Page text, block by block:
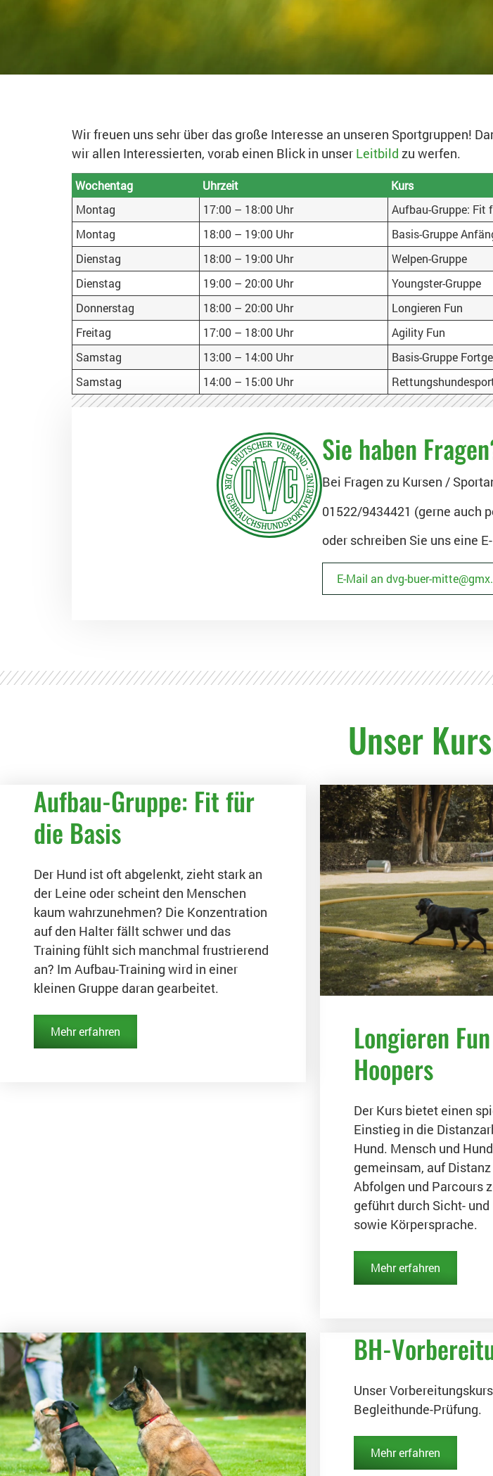
Wir freuen uns sehr über das große Interesse an unseren Sportgruppen!
wir allen Interessierten, vorab einen Blick in unser Leitbild zu werfen.
Wochentag Uhrzeit Kurs
Montag
17:00 – 18:00 Uhr Aufbau-Gruppe: Fit
Montag
18:00 – 19:00 Uhr Basis-Gruppe
Dienstag
18:00 – 19:00 Uhr Welpen-Gruppe
Dienstag
19:00 – 20:00 Uhr Youngster-Gruppe
Donnerstag
18:00 – 20:00 Uhr Longieren Fun
Freitag
17:00 – 18:00 Uhr Agility Fun
Samstag
13:00 – 14:00 Uhr Basis-Gruppe
Samstag
14:00 – 15:00 Uhr
Sie haben
Bei Fragen zu Kursen /
01522/9434421 (gerne auch
oder schreiben Sie uns eine
E-Mail an dvg-buer-
Unser
Aufbau-Gruppe: Fit für
die Basis
Der Hund ist oft abgelenkt, zieht stark an
der Leine oder scheint den Menschen
kaum wahrzunehmen? Die Konzentration
auf den Halter fällt schwer und das
Training fühlt sich manchmal frustrierend
an? Im Aufbau-Training wird in einer
kleinen Gruppe daran gearbeitet.
Mehr erfahren
Longieren
Hoopers
Der Kurs bietet einen
Einstieg in die
Hund. Mensch und
gemeinsam, auf
Abfolgen und Parcours
geführt durch Sicht-
sowie Körpersprache.
Mehr erfahren
BH-
Unser
Begleithunde-Prüfung.
Mehr erfahren